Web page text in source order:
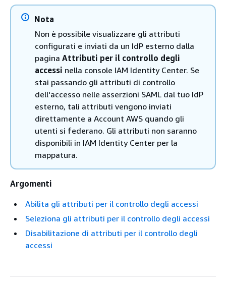
Nota
Non è possibile visualizzare gli attributi
configurati e inviati da un IdP esterno dalla
pagina Attributi per il controllo degli
accessi nella console IAM Identity Center. Se
stai passando gli attributi di controllo
dell'accesso nelle asserzioni SAML dal tuo IdP
esterno, tali attributi vengono inviati
direttamente a Account AWS quando gli
utenti si federano. Gli attributi non saranno
disponibili in IAM Identity Center per la
mappatura.
Argomenti
Abilita gli attributi per il controllo degli accessi
Seleziona gli attributi per il controllo degli accessi
Disabilitazione di attributi per il controllo degli
accessi